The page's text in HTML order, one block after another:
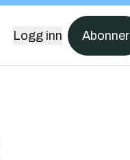
Logg inn Abonner